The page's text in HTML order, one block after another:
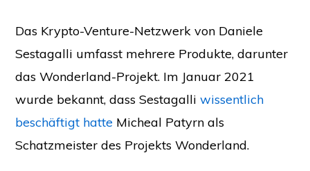
Das Krypto-Venture-Netzwerk von Daniele
Sestagalli umfasst mehrere Produkte, darunter
das Wonderland-Projekt. Im Januar 2021
wurde bekannt, dass Sestagalliwissentlich
beschäftigt hatte Micheal Patyrn als
Schatzmeister des Projekts Wonderland.